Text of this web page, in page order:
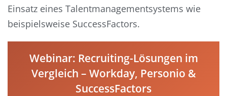
Einsatz eines Talentmanagementsystems wie
beispielsweise SuccessFactors.
Webinar: Recruiting-Lösungen im
Vergleich – Workday, Personio &
SuccessFactors